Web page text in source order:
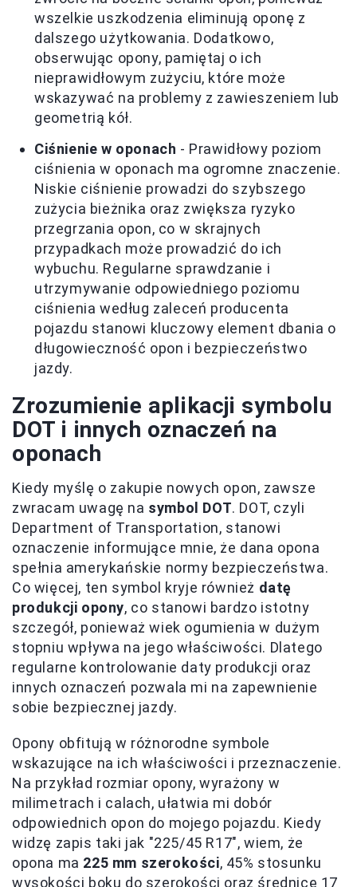
wszelkie uszkodzenia eliminują oponę z
dalszego użytkowania. Dodatkowo,
obserwując opony, pamiętaj o ich
nieprawidłowym zużyciu, które może
wskazywać na problemy z zawieszeniem lub
geometrią kół.
Ciśnienie w oponach - Prawidłowy poziom
ciśnienia w oponach ma ogromne znaczenie.
Niskie ciśnienie prowadzi do szybszego
zużycia bieżnika oraz zwiększa ryzyko
przegrzania opon, co w skrajnych
przypadkach może prowadzić do ich
wybuchu. Regularne sprawdzanie i
utrzymywanie odpowiedniego poziomu
ciśnienia według zaleceń producenta
pojazdu stanowi kluczowy element dbania o
długowieczność opon i bezpieczeństwo
jazdy.
Zrozumienie aplikacji symbolu
DOT i innych oznaczeń na
oponach
Kiedy myślę o zakupie nowych opon, zawsze
zwracam uwagę na symbol DOT. DOT, czyli
Department of Transportation, stanowi
oznaczenie informujące mnie, że dana opona
spełnia amerykańskie normy bezpieczeństwa.
Co więcej, ten symbol kryje również datę
produkcji opony, co stanowi bardzo istotny
szczegół, ponieważ wiek ogumienia w dużym
stopniu wpływa na jego właściwości. Dlatego
regularne kontrolowanie daty produkcji oraz
innych oznaczeń pozwala mi na zapewnienie
sobie bezpiecznej jazdy.
Opony obfitują w różnorodne symbole
wskazujące na ich właściwości i przeznaczenie.
Na przykład rozmiar opony, wyrażony w
milimetrach i calach, ułatwia mi dobór
odpowiednich opon do mojego pojazdu. Kiedy
widzę zapis taki jak "225/45 R17", wiem, że
opona ma 225 mm szerokości, 45% stosunku
wysokości boku do szerokości oraz średnicę 17